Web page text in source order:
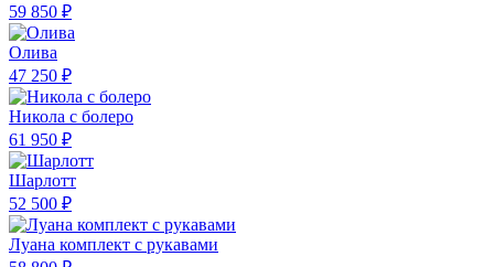
59 850 ₽
Олива
47 250 ₽
Никола с болеро
61 950 ₽
Шарлотт
52 500 ₽
Луана комплект с рукавами